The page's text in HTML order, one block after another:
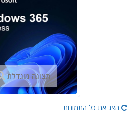
תצוגה מוגדלת
הצג את כל התמונות